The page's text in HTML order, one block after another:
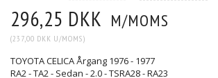
296,25 DKK M/MOMS
(237,00 DKK U/MOMS)
TOYOTA CELICA Årgang 1976 - 1977
RA2 - TA2 - Sedan - 2.0 - TSRA28 - RA23